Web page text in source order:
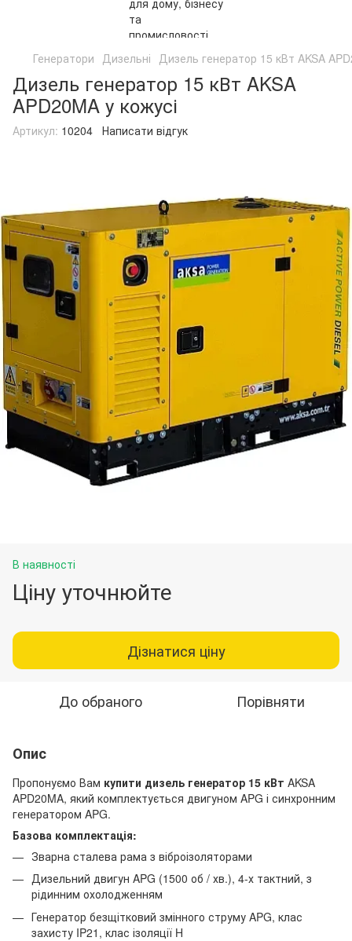
Генератори Дизельні Дизель генератор 15 кВт AKSA
Дизель генератор 15 кВт AKSA
APD20MA у кожусі
Артикул: 10204 Написати відгук
В наявності
Ціну уточнюйте
Дізнатися ціну
До обраного Порівняти
Опис
Пропонуємо Вам купити дизель генератор 15 кВт AKSA
APD20MA, який комплектується двигуном APG і синхронним
генератором APG.
Базова комплектація:
Зварна сталева рама з віброізоляторами
Дизельний двигун APG (1500 об / хв.), 4-х тактний, з
рідинним охолодженням
Генератор безщітковий змінного струму APG, клас
захисту IP21, клас ізоляції H